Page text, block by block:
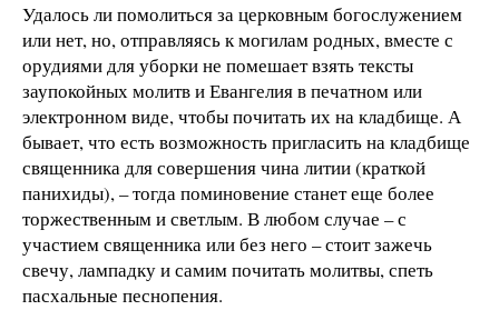
Удалось ли помолиться за церковным богослужением
или нет, но, отправляясь к могилам родных, вместе с
орудиями для уборки не помешает взять тексты
заупокойных молитв и Евангелия в печатном или
электронном виде, чтобы почитать их на кладбище. А
бывает, что есть возможность пригласить на кладбище
священника для совершения чина литии (краткой
панихиды), – тогда поминовение станет еще более
торжественным и светлым. В любом случае – с
участием священника или без него – стоит зажечь
свечу, лампадку и самим почитать молитвы, спеть
пасхальные песнопения.